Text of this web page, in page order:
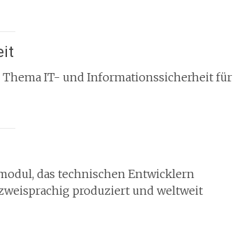
IT- und Informationssicherheit für
das technischen Entwicklern
produziert und weltweit